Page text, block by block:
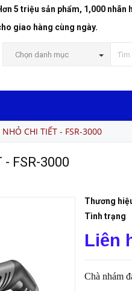
5 triệu sản phẩm, 1,000
giao hàng cùng ngày.
Chọn danh mục
CHI TIẾT - FSR-3000
FSR-3000
Thương
Tình trạng
Liên
Chà nhám